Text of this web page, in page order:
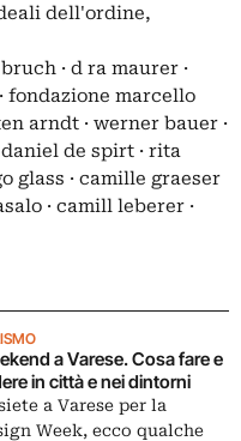
dell'ordine,
· d ra maurer ·
fondazione marcello
arndt · werner bauer ·
daniel de spirt · rita
glass · camille graeser
· camill leberer ·
a Varese. Cosa fare e
in città e nei dintorni
a Varese per la
Week, ecco qualche